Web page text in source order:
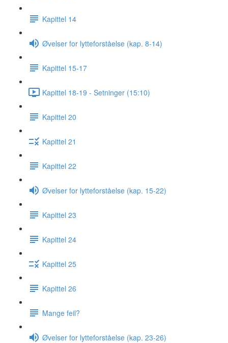
Kapittel 14
Øvelser for lytteforståelse (kap. 8-14)
Kapittel 15-17
Kapittel 18-19 - Setninger (15:10)
Kapittel 20
Kapittel 21
Kapittel 22
Øvelser for lytteforståelse (kap. 15-22)
Kapittel 23
Kapittel 24
Kapittel 25
Kapittel 26
Mange feil?
Øvelser for lytteforståelse (kap. 23-26)